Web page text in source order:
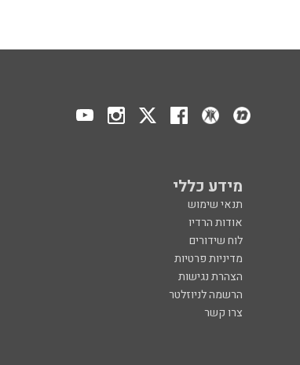
מידע כללי
תנאי שימוש
אודות הרדיו
לוח שידורים
מדיניות פרטיות
הצהרת נגישות
הרשמה לניוזלטר
צרו קשר